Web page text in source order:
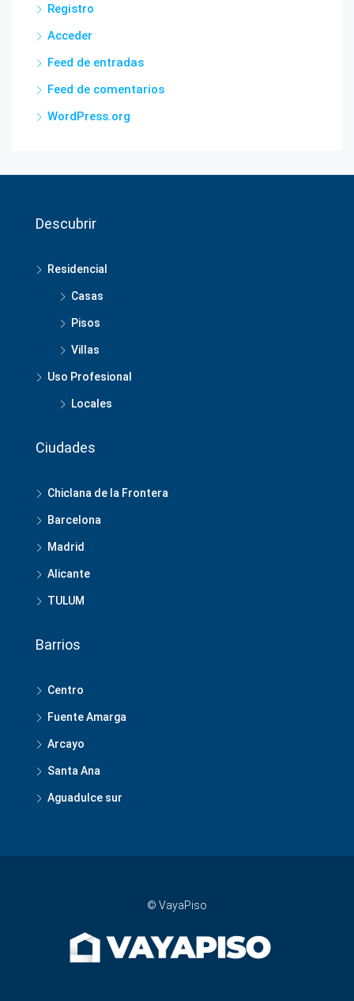
Registro
Acceder
Feed de entradas
Feed de comentarios
WordPress.org
Descubrir
Residencial
Casas
Pisos
Villas
Uso Profesional
Locales
Ciudades
Chiclana de la Frontera
Barcelona
Madrid
Alicante
TULUM
Barrios
Centro
Fuente Amarga
Arcayo
Santa Ana
Aguadulce sur
© VayaPiso